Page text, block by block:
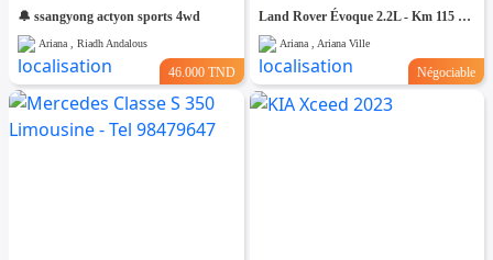
🔔 ssangyong actyon sports 4wd
Ariana , Riadh Andalous
46.000 TND
Land Rover Évoque 2.2L - Km 115 mille - Tel 98479647
Ariana , Ariana Ville
Négociable